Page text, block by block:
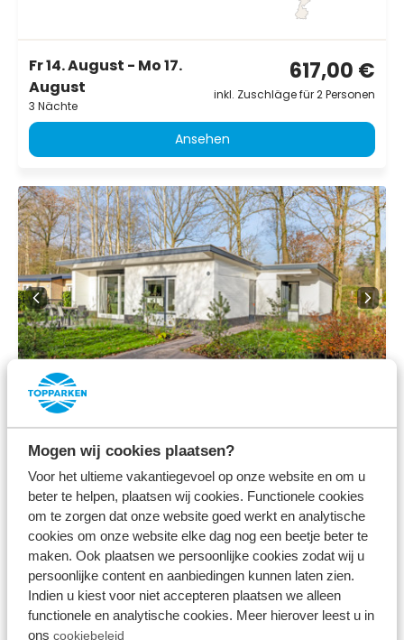
Mogen wij cookies plaatsen?
Voor het ultieme vakantiegevoel op onze website en om u
beter te helpen, plaatsen wij cookies. Functionele cookies
om te zorgen dat onze website goed werkt en analytische
cookies om onze website elke dag nog een beetje beter te
maken. Ook plaatsen we persoonlijke cookies zodat wij u
persoonlijke content en aanbiedingen kunnen laten zien.
Indien u kiest voor niet accepteren plaatsen we alleen
functionele en analytische cookies. Meer hierover leest u in
ons cookiebeleid
Fr 14. August - Mo 17.
August
3 Nächte
617,00 €
inkl. Zuschläge für 2 Personen
Ansehen
Kempenzicht 6
personen
Resort de Brabantse Kempen
Lage Mierde, Nordbrabant
6
Fr 14. August - Mo 17.
745,00 €